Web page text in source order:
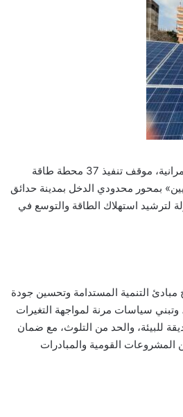
تابعت المهندسة راندة المنشاوي، وزيرة الإسكان والمرافق والمجتمعات العمرانية، موقف تنفيذ 37 محطة طاقة
بمحور محدودي الدخل بمدينة حدائق
لترشيد استهلاك الطاقة والتوسع في
مبادئ التنمية المستدامة وتحسين جودة
وتبني سياسات مرنة لمواجهة التغيرات
للبيئة، والحد من التلوث، مع ضمان
القومية والمبادرات